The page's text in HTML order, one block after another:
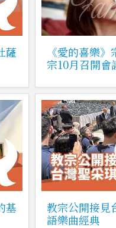
薩
《愛的喜樂
宗10月召開會
基
教宗公開接見
語樂曲經典